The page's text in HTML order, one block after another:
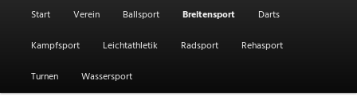
Hauptmenü
Start Verein Ballsport Breitensport
Darts
Kampfsport
Leichtathletik Radsport
Rehasport
Turnen
Wassersport